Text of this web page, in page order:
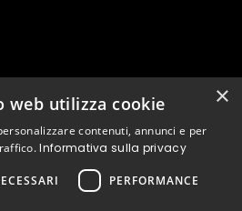
×
web utilizza cookie
contenuti, annunci e per
Informativa sulla privacy
PERFORMANCE